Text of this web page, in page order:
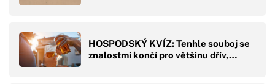
HOSPODSKÝ KVÍZ: Tenhle souboj se
znalostmi končí pro většinu dřív,…